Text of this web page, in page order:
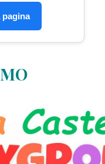
pagina